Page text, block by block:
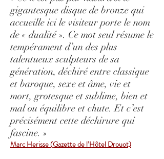
gigantesque disque de bronze qui
accueille ici le visiteur porte le nom
de « dualité ». Ce mot seul résume le
tempérament d’un des plus
talentueux sculpteurs de sa
génération, déchiré entre classique
et baroque, sexe et âme, vie et
mort, grotesque et sublime, bien et
mal ou équilibre et chute. Et c’est
précisément cette déchirure qui
fascine. »
Marc Herisse (Gazette de l’Hôtel Drouot)